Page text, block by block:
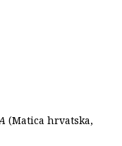
(Matica hrvatska,